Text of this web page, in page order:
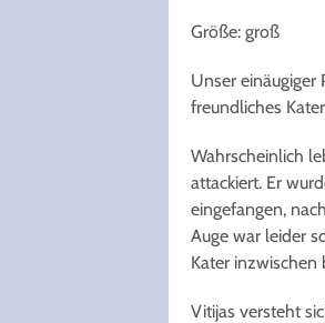
Größe: groß
Unser einäugiger
freundliches
Wahrscheinlich
attackiert. Er
eingefangen,
Auge war leider
Kater inzwischen
Vitijas versteht